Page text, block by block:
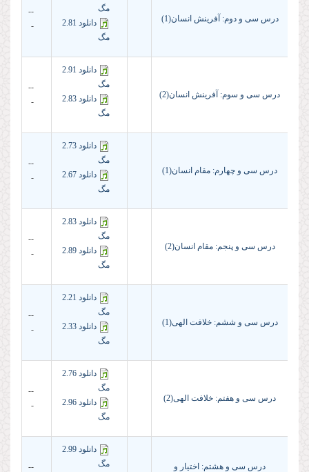
درس سی و دوم: آفرینش انسان(1)
مگ
دانلود 2.81
مگ
--
-
درس سی و سوم: آفرینش انسان(2)
دانلود 2.91
مگ
دانلود 2.83
مگ
--
-
درس سی و چهارم: مقام انسان(1)
دانلود 2.73
مگ
دانلود 2.67
مگ
--
-
درس سی و پنجم: مقام انسان(2)
دانلود 2.83
مگ
دانلود 2.89
مگ
--
-
درس سی و ششم: خلافت الهی(1)
دانلود 2.21
مگ
دانلود 2.33
مگ
--
-
درس سی و هفتم: خلافت الهی(2)
دانلود 2.76
مگ
دانلود 2.96
مگ
--
-
درس سی و هشتم: اختیار و
دانلود 2.99
مگ
--